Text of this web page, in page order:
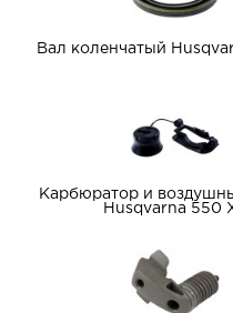
Вал коленчатый
Карбюратор и
Husqvarna 550